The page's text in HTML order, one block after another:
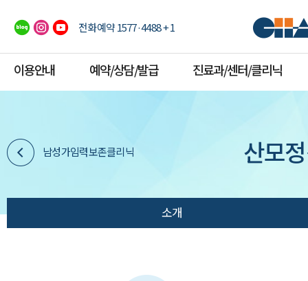
전화예약 1577·4488 + 1
이용안내 예약/상담/발급 진료과/센터/클리닉
남성가임력보존클리닉 산모
소개